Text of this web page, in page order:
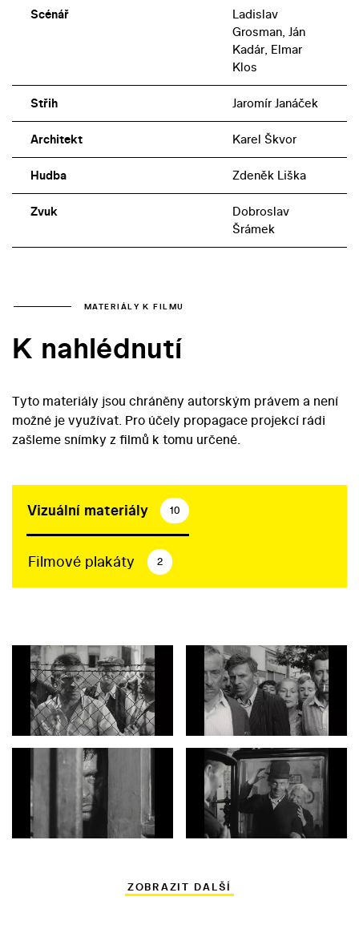
Scénář
Ladislav
Grosman, Ján
Kadár, Elmar
Klos
Střih Jaromír Janáček
Architekt Karel Škvor
Hudba Zdeněk Liška
Zvuk
Dobroslav
Šrámek
MATERIÁLY K FILMU
K nahlédnutí
Tyto materiály jsou chráněny autorským právem a není
možné je využívat. Pro účely propagace projekcí rádi
zašleme snímky z filmů k tomu určené.
Vizuální materiály 10
Filmové plakáty 2
ZOBRAZIT DALŠÍ